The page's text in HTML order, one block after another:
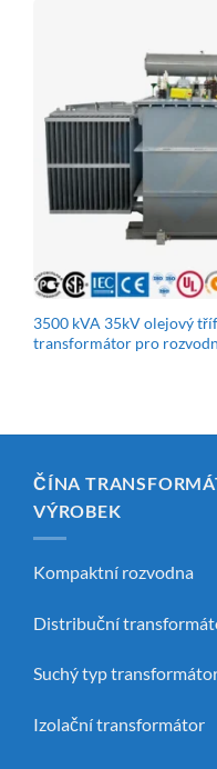
3500 kVA 35kV olejový
transformátor pro
ČÍNA
VÝROBEK
Kompaktní rozvodna
Distribuční
Suchý typ
Izolační transformátor